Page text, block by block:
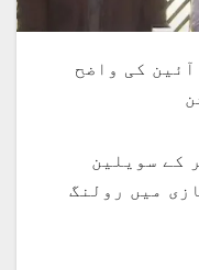
کی واضح
کے سویلین
میں رولنگ